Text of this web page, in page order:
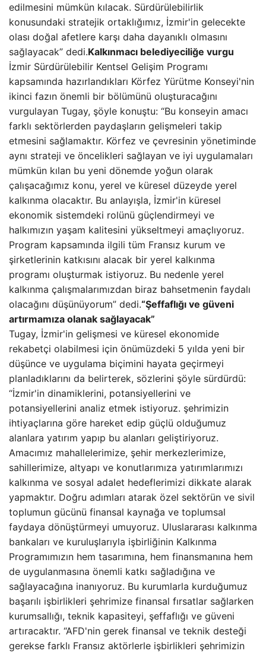
edilmesini mümkün kılacak. Sürdürülebilirlik
konusundaki stratejik ortaklığımız, İzmir'in gelecekte
olası doğal afetlere karşı daha dayanıklı olmasını
sağlayacak” dedi.Kalkınmacı belediyeciliğe vurgu
İzmir Sürdürülebilir Kentsel Gelişim Programı
kapsamında hazırlandıkları Körfez Yürütme Konseyi'nin
ikinci fazın önemli bir bölümünü oluşturacağını
vurgulayan Tugay, şöyle konuştu: “Bu konseyin amacı
farklı sektörlerden paydaşların gelişmeleri takip
etmesini sağlamaktır. Körfez ve çevresinin yönetiminde
aynı strateji ve öncelikleri sağlayan ve iyi uygulamaları
mümkün kılan bu yeni dönemde yoğun olarak
çalışacağımız konu, yerel ve küresel düzeyde yerel
kalkınma olacaktır. Bu anlayışla, İzmir'in küresel
ekonomik sistemdeki rolünü güçlendirmeyi ve
halkımızın yaşam kalitesini yükseltmeyi amaçlıyoruz.
Program kapsamında ilgili tüm Fransız kurum ve
şirketlerinin katkısını alacak bir yerel kalkınma
programı oluşturmak istiyoruz. Bu nedenle yerel
kalkınma çalışmalarımızdan biraz bahsetmenin faydalı
olacağını düşünüyorum” dedi.“Şeffaflığı ve güveni
artırmamıza olanak sağlayacak”
Tugay, İzmir'in gelişmesi ve küresel ekonomide
rekabetçi olabilmesi için önümüzdeki 5 yılda yeni bir
düşünce ve uygulama biçimini hayata geçirmeyi
planladıklarını da belirterek, sözlerini şöyle sürdürdü:
“İzmir'in dinamiklerini, potansiyellerini ve
potansiyellerini analiz etmek istiyoruz. şehrimizin
ihtiyaçlarına göre hareket edip güçlü olduğumuz
alanlara yatırım yapıp bu alanları geliştiriyoruz.
Amacımız mahallelerimize, şehir merkezlerimize,
sahillerimize, altyapı ve konutlarımıza yatırımlarımızı
kalkınma ve sosyal adalet hedeflerimizi dikkate alarak
yapmaktır. Doğru adımları atarak özel sektörün ve sivil
toplumun gücünü finansal kaynağa ve toplumsal
faydaya dönüştürmeyi umuyoruz. Uluslararası kalkınma
bankaları ve kuruluşlarıyla işbirliğinin Kalkınma
Programımızın hem tasarımına, hem finansmanına hem
de uygulanmasına önemli katkı sağladığına ve
sağlayacağına inanıyoruz. Bu kurumlarla kurduğumuz
başarılı işbirlikleri şehrimize finansal fırsatlar sağlarken
kurumsallığı, teknik kapasiteyi, şeffaflığı ve güveni
artıracaktır. “AFD'nin gerek finansal ve teknik desteği
gerekse farklı Fransız aktörlerle işbirlikleri şehrimizin